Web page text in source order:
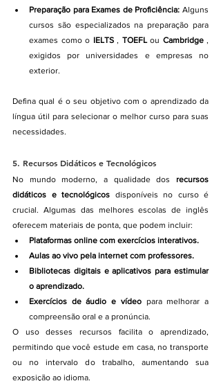
Preparação para Exames de Proficiência: Alguns
cursos são especializados na preparação para
exames como o IELTS , TOEFL ou Cambridge ,
exigidos por universidades e empresas no
exterior.
Defina qual é o seu objetivo com o aprendizado da
língua útil para selecionar o melhor curso para suas
necessidades.
5. Recursos Didáticos e Tecnológicos
No mundo moderno, a qualidade dos recursos
didáticos e tecnológicos disponíveis no curso é
crucial. Algumas das melhores escolas de inglês
oferecem materiais de ponta, que podem incluir:
Plataformas online com exercícios interativos.
Aulas ao vivo pela internet com professores.
Bibliotecas digitais e aplicativos para estimular
o aprendizado.
Exercícios de áudio e vídeo para melhorar a
compreensão oral e a pronúncia.
O uso desses recursos facilita o aprendizado,
permitindo que você estude em casa, no transporte
ou no intervalo do trabalho, aumentando sua
exposição ao idioma.